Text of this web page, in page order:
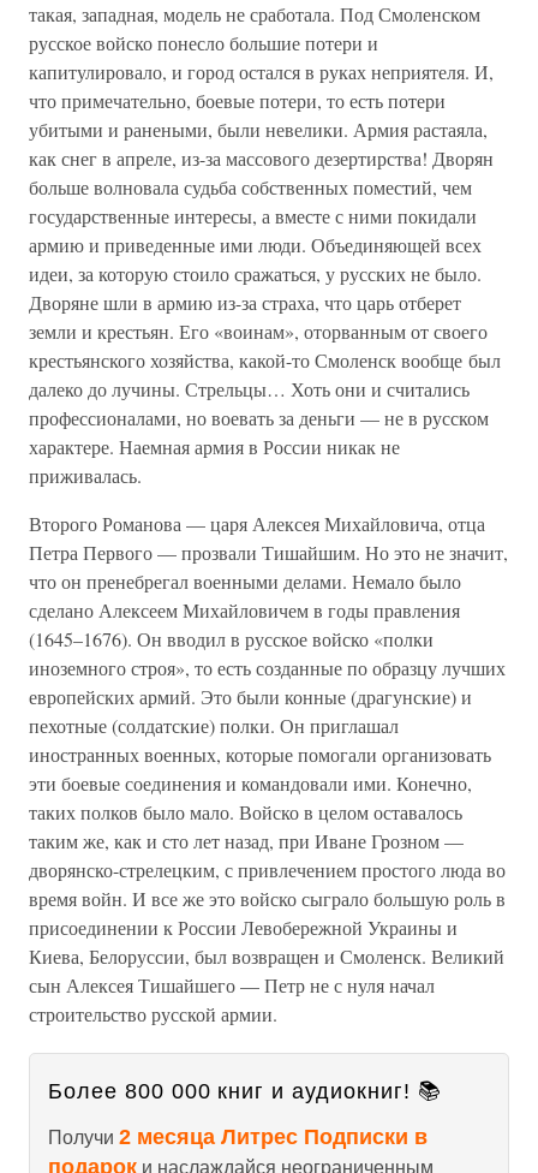
такая, западная, модель не сработала. Под Смоленском
русское войско понесло большие потери и
капитулировало, и город остался в руках неприятеля. И,
что примечательно, боевые потери, то есть потери
убитыми и ранеными, были невелики. Армия растаяла,
как снег в апреле, из-за массового дезертирства! Дворян
больше волновала судьба собственных поместий, чем
государственные интересы, а вместе с ними покидали
армию и приведенные ими люди. Объединяющей всех
идеи, за которую стоило сражаться, у русских не было.
Дворяне шли в армию из-за страха, что царь отберет
земли и крестьян. Его «воинам», оторванным от своего
крестьянского хозяйства, какой-то Смоленск вообще был
далеко до лучины. Стрельцы… Хоть они и считались
профессионалами, но воевать за деньги — не в русском
характере. Наемная армия в России никак не
приживалась.
Второго Романова — царя Алексея Михайловича, отца
Петра Первого — прозвали Тишайшим. Но это не значит,
что он пренебрегал военными делами. Немало было
сделано Алексеем Михайловичем в годы правления
(1645–1676). Он вводил в русское войско «полки
иноземного строя», то есть созданные по образцу лучших
европейских армий. Это были конные (драгунские) и
пехотные (солдатские) полки. Он приглашал
иностранных военных, которые помогали организовать
эти боевые соединения и командовали ими. Конечно,
таких полков было мало. Войско в целом оставалось
таким же, как и сто лет назад, при Иване Грозном —
дворянско-стрелецким, с привлечением простого люда во
время войн. И все же это войско сыграло большую роль в
присоединении к России Левобережной Украины и
Киева, Белоруссии, был возвращен и Смоленск. Великий
сын Алексея Тишайшего — Петр не с нуля начал
строительство русской армии.
Более 800 000 книг и аудиокниг! 📚
Получи 2 месяца Литрес Подписки в
подарок и наслаждайся неограниченным